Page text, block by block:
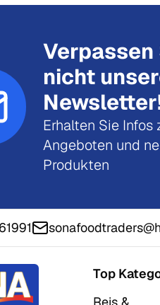
Verpassen
nicht
Erhalten Sie Infos
Angeboten und
Produkten
Top
Reis &